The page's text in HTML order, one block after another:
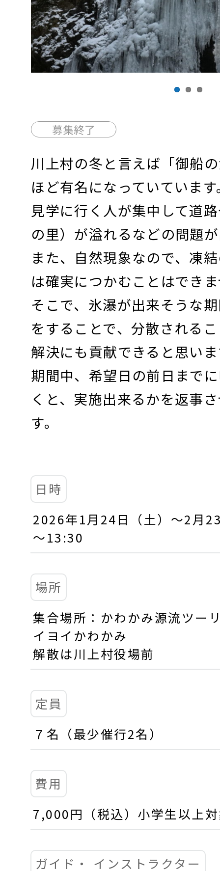
募集終了
川上村の冬と言えば「御船
ほど有名になっていていま
見学に行く人が集中して道
の里）が溢れるなどの問題
また、自然現象なので、凍
は確実につかむことはでき
そこで、氷瀑が出来そうな
をすることで、分散される
解決にも貢献できると思い
期間中、希望日の前日まで
くと、実施出来るかを返事
す。
日時
2026年1月24日（土）～2月
～13:30
場所
集合場所：かわかみ源流ツー
イヨイかわかみ
解散は川上村役場前
定員
７名（最少催行2名）
費用
7,000円（税込）小学生以上
ガイド・ インストラクター